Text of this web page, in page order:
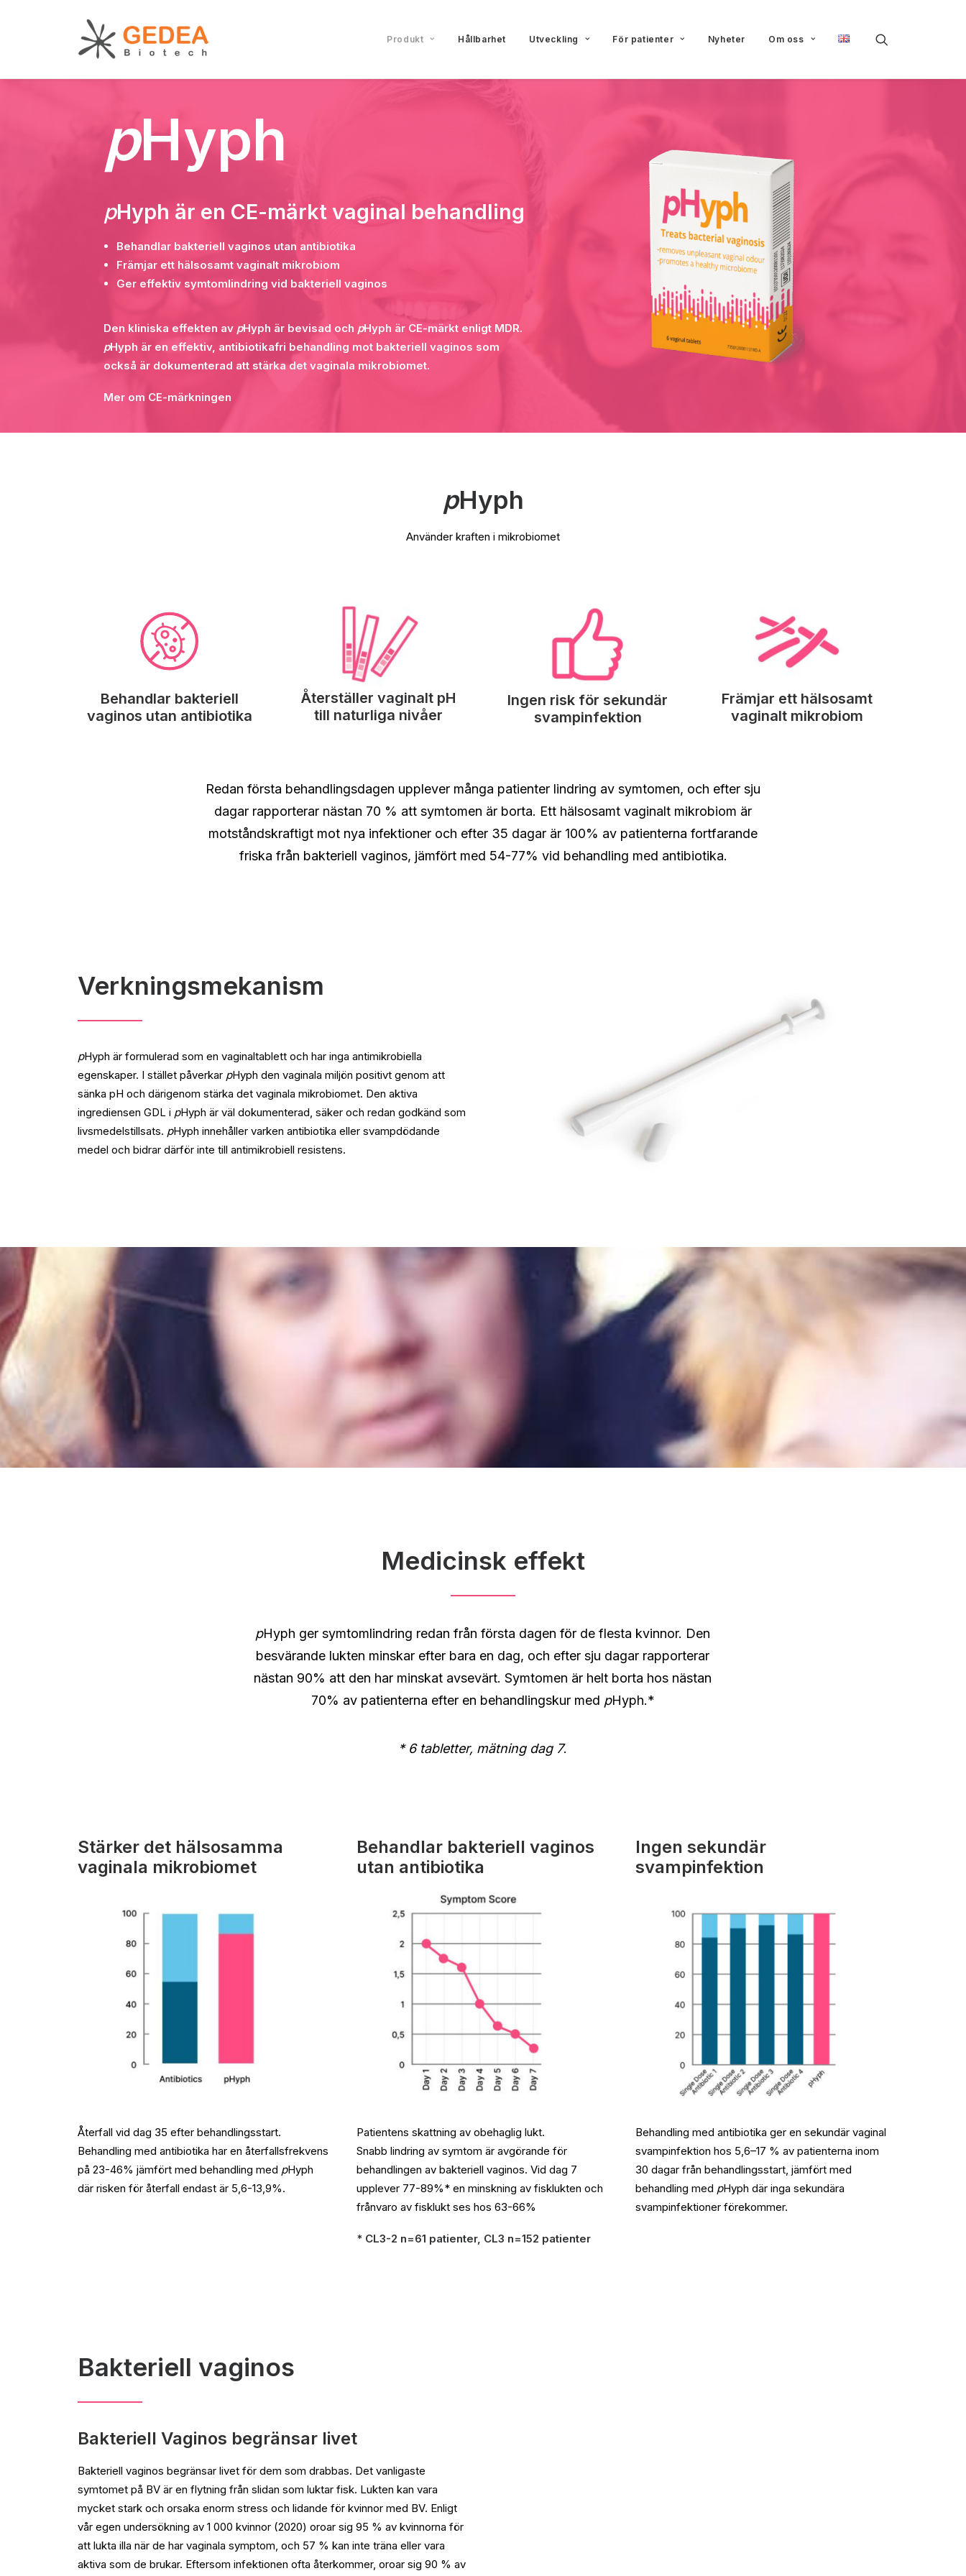
Produkt Hållbarhet Utveckling För patienter Nyheter Om oss
pHyph
pHyph är en CE-märkt vaginal behandling
Behandlar bakteriell vaginos utan antibiotika
Främjar ett hälsosamt vaginalt mikrobiom
Ger effektiv symtomlindring vid bakteriell vaginos
Den kliniska effekten av pHyph är bevisad och pHyph är CE-märkt enligt MDR.
pHyph är en effektiv, antibiotikafri behandling mot bakteriell vaginos som
också är dokumenterad att stärka det vaginala mikrobiomet.
Mer om CE-märkningen
pHyph
Använder kraften i mikrobiomet
Behandlar bakteriell
vaginos utan antibiotika
Återställer vaginalt pH
till naturliga nivåer
Ingen risk för sekundär
svampinfektion
Främjar ett hälsosamt
vaginalt mikrobiom
Redan första behandlingsdagen upplever många patienter lindring av symtomen, och efter sju
dagar rapporterar nästan 70 % att symtomen är borta. Ett hälsosamt vaginalt mikrobiom är
motståndskraftigt mot nya infektioner och efter 35 dagar är 100% av patienterna fortfarande
friska från bakteriell vaginos, jämfört med 54-77% vid behandling med antibiotika.
Verkningsmekanism
pHyph är formulerad som en vaginaltablett och har inga antimikrobiella
egenskaper. I stället påverkar pHyph den vaginala miljön positivt genom att
sänka pH och därigenom stärka det vaginala mikrobiomet. Den aktiva
ingrediensen GDL i pHyph är väl dokumenterad, säker och redan godkänd som
livsmedelstillsats. pHyph innehåller varken antibiotika eller svampdödande
medel och bidrar därför inte till antimikrobiell resistens.
Medicinsk effekt
pHyph ger symtomlindring redan från första dagen för de flesta kvinnor. Den
besvärande lukten minskar efter bara en dag, och efter sju dagar rapporterar
nästan 90% att den har minskat avsevärt. Symtomen är helt borta hos nästan
70% av patienterna efter en behandlingskur med pHyph.*
* 6 tabletter, mätning dag 7.
Stärker det hälsosamma
vaginala mikrobiomet
Återfall vid dag 35 efter behandlingsstart.
Behandling med antibiotika har en återfallsfrekvens
på 23-46% jämfört med behandling med pHyph
där risken för återfall endast är 5,6-13,9%.
Behandlar bakteriell vaginos
utan antibiotika
Patientens skattning av obehaglig lukt.
Snabb lindring av symtom är avgörande för
behandlingen av bakteriell vaginos. Vid dag 7
upplever 77-89%* en minskning av fisklukten och
frånvaro av fisklukt ses hos 63-66%
* CL3-2 n=61 patienter, CL3 n=152 patienter
Ingen sekundär
svampinfektion
Behandling med antibiotika ger en sekundär vaginal
svampinfektion hos 5,6–17 % av patienterna inom
30 dagar från behandlingsstart, jämfört med
behandling med pHyph där inga sekundära
svampinfektioner förekommer.
Bakteriell vaginos
Bakteriell Vaginos begränsar livet
Bakteriell vaginos begränsar livet för dem som drabbas. Det vanligaste
symtomet på BV är en flytning från slidan som luktar fisk. Lukten kan vara
mycket stark och orsaka enorm stress och lidande för kvinnor med BV. Enligt
vår egen undersökning av 1 000 kvinnor (2020) oroar sig 95 % av kvinnorna för
att lukta illa när de har vaginala symptom, och 57 % kan inte träna eller vara
aktiva som de brukar. Eftersom infektionen ofta återkommer, oroar sig 90 % av